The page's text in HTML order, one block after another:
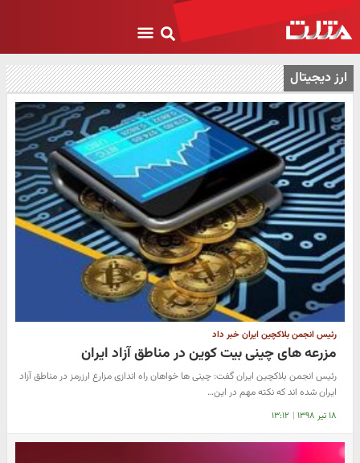
ارز دیجیتال
رئیس انجمن بلاکچین ایران خبر داد
مزرعه های چینی بیت کوین در مناطق آزاد ایران
رئیس انجمن بلاکچین ایران گفت: چینی ها خواهان راه اندازی مزارع ارزرمز در مناطق آزاد
ایران شده اند که نکته مهم در این…
۱۸ تیر ۱۳۹۸ | ۱۳:۱۲